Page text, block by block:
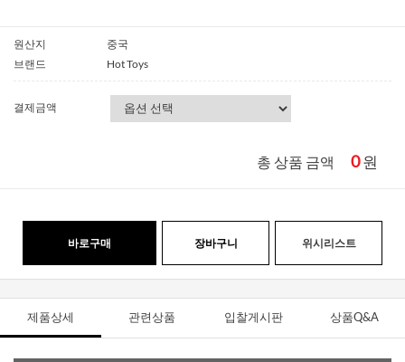
원산지
중국
브랜드
Hot Toys
결제금액
총 상품 금액 0원
바로구매 장바구니 위시리스트
제품상세 관련상품 입찰게시판 상품Q&A